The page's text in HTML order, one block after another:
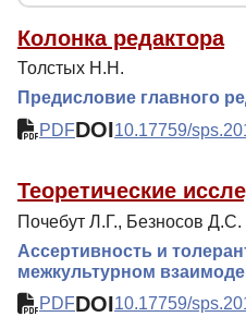
Для авторов
Рубрики
Подписка
Колонка редактора
Толстых Н.Н.
Предисловие главного
PDFDOI10.17759/
Теоретические
Почебут Л.Г., Безносов Д.С.
Ассертивность и
межкультурном
PDFDOI10.17759/